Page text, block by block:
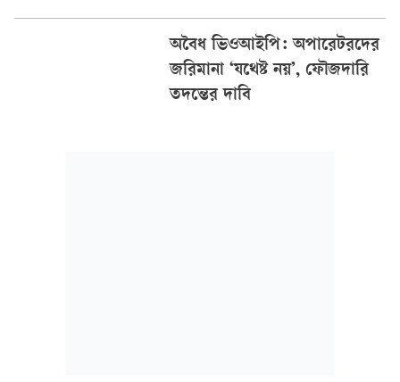
অবৈধ ভিওআইপি: অপারেটরদের
জরিমানা ‘যথেষ্ট নয়’, ফৌজদারি
তদন্তের দাবি